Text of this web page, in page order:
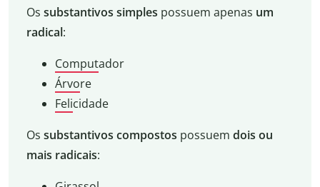
Os substantivos simples possuem apenas um
radical:
Computador
Árvore
Felicidade
Os substantivos compostos possuem dois ou
mais radicais: